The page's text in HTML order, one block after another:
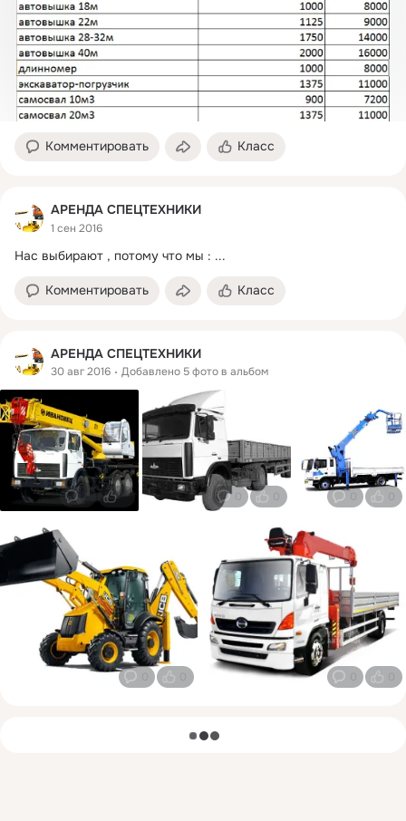
Комментировать Класс
АРЕНДА СПЕЦТЕХНИКИ
1 сен 2016
Нас выбирают , потому что мы : ...
Комментировать Класс
АРЕНДА СПЕЦТЕХНИКИ
30 авг 2016 Добавлено 5 фото в альбом
0 0